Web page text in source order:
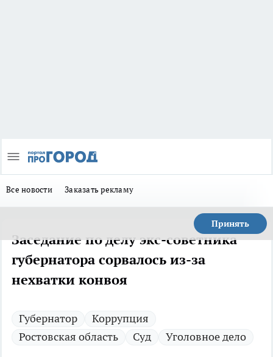
Все новости Заказать рекламу
Принять
Заседание по делу экс-советника
губернатора сорвалось из-за
нехватки конвоя
Губернатор
Коррупция
Ростовская область
Суд Уголовное дело